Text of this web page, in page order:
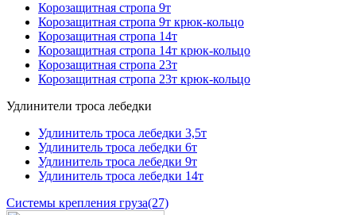
Корозащитная стропа 9т
Корозащитная стропа 9т крюк-кольцо
Корозащитная стропа 14т
Корозащитная стропа 14т крюк-кольцо
Корозащитная стропа 23т
Корозащитная стропа 23т крюк-кольцо
Удлинители троса лебедки
Удлинитель троса лебедки 3,5т
Удлинитель троса лебедки 6т
Удлинитель троса лебедки 9т
Удлинитель троса лебедки 14т
Системы крепления груза(27)